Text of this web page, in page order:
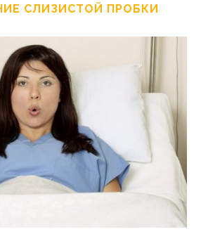
СЛИЗИСТОЙ ПРОБКИ